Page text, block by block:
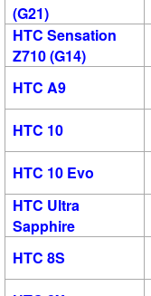
(G21)
HTC Sensation
Z710 (G14)
HTC A9
HTC 10
HTC 10 Evo
HTC Ultra
Sapphire
HTC 8S